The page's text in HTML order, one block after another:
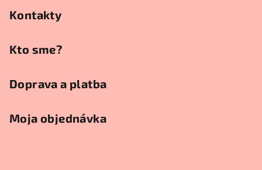
Kontakty
Kto sme?
Doprava a platba
Moja objednávka